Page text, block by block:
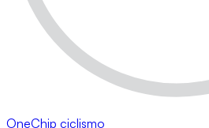
OneChip ciclismo